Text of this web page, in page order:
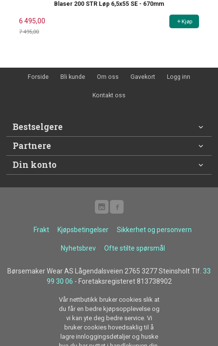
Blaser 200 STR Løp 6,5x55 SE - 670mm
6 495,00
7 495,00
Kjøp
Forside Bli kunde Om oss Gavekort Logg inn
Kontakt oss
Bestselgere
Partnere
Din konto
Frakt Kjøpsbetingelser Sikkerhet og personvern
Nyhetsbrev Ofte stilte spørsmål
Børsemaker Wear AS Lågendalsveien 2765 3277 Steinsholt Tlf. 33
99 30 06 - Foretaksregisteret 813738902
Vår nettbutikk bruker cookies slik at
du får en bedre kjøpsopplevelse og
vi kan yte deg bedre service. Vi
bruker cookies hovedsaklig til å
lagre innloggingsdetaljer og huske